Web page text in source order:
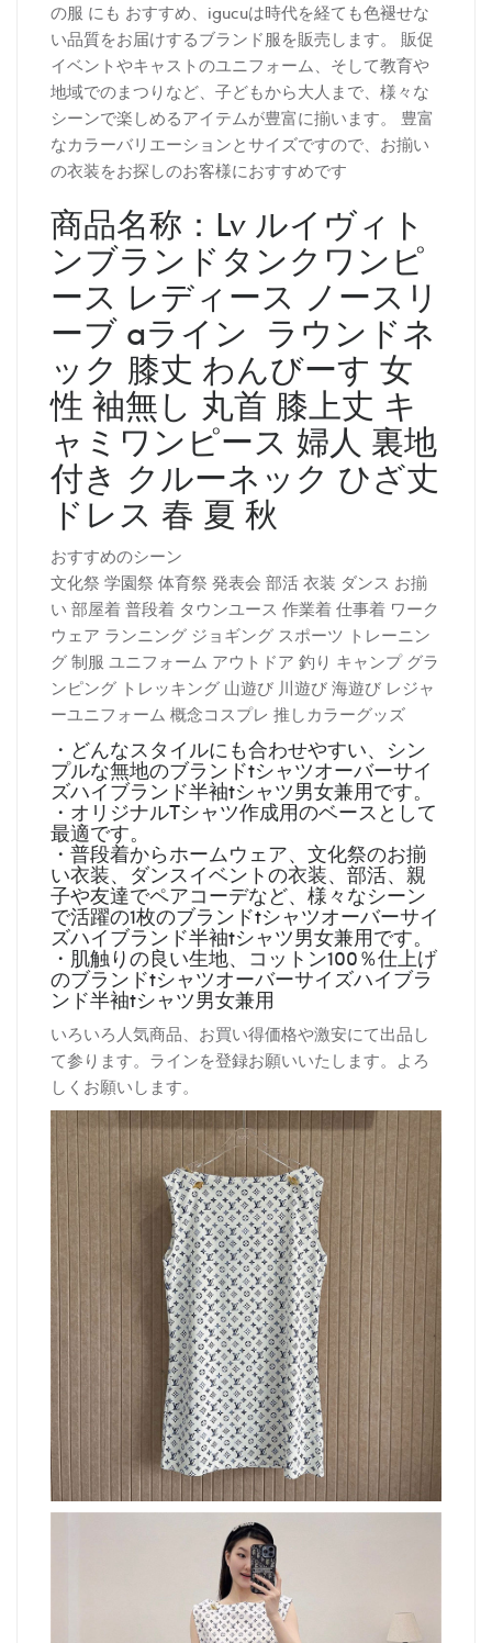
の服 にも おすすめ、igucuは時代を経ても色褪せな
い品質をお届けするブランド服を販売します。 販促
イベントやキャストのユニフォーム、そして教育や
地域でのまつりなど、子どもから大人まで、様々な
シーンで楽しめるアイテムが豊富に揃います。 豊富
なカラーバリエーションとサイズですので、お揃い
の衣装をお探しのお客様におすすめです
商品名称：Lv ルイヴィト
ンブランドタンクワンピ
ース レディース ノースリ
ーブ aライン ラウンドネ
ック 膝丈 わんびーす 女
性 袖無し 丸首 膝上丈 キ
ャミワンピース 婦人 裏地
付き クルーネック ひざ丈
ドレス 春 夏 秋
おすすめのシーン
文化祭 学園祭 体育祭 発表会 部活 衣装 ダンス お揃
い 部屋着 普段着 タウンユース 作業着 仕事着 ワーク
ウェア ランニング ジョギング スポーツ トレーニン
グ 制服 ユニフォーム アウトドア 釣り キャンプ グラ
ンピング トレッキング 山遊び 川遊び 海遊び レジャ
ーユニフォーム 概念コスプレ 推しカラーグッズ
・どんなスタイルにも合わせやすい、シン
プルな無地のブランドtシャツオーバーサイ
ズハイブランド半袖tシャツ男女兼用です。
・オリジナルTシャツ作成用のベースとして
最適です。
・普段着からホームウェア、文化祭のお揃
い衣装、ダンスイベントの衣装、部活、親
子や友達でペアコーデなど、様々なシーン
で活躍の1枚のブランドtシャツオーバーサイ
ズハイブランド半袖tシャツ男女兼用です。
・肌触りの良い生地、コットン100％仕上げ
のブランドtシャツオーバーサイズハイブラ
ンド半袖tシャツ男女兼用
いろいろ人気商品、お買い得価格や激安にて出品し
て参ります。ラインを登録お願いいたします。よろ
しくお願いします。